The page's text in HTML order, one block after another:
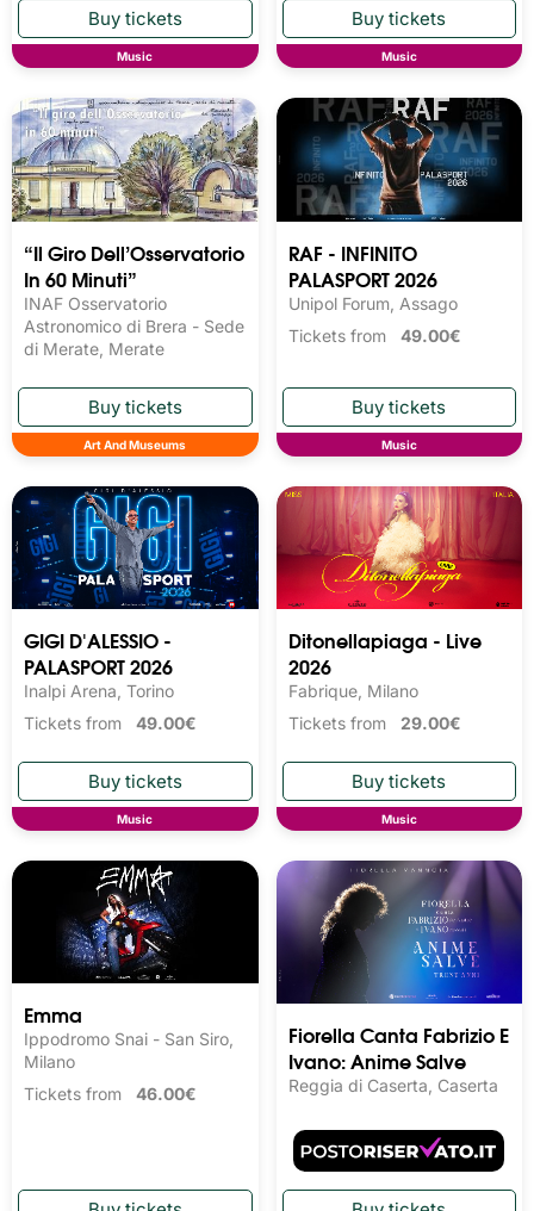
Music Music
“Il Giro Dell’Osservatorio
In 60 Minuti”
INAF Osservatorio
Astronomico di Brera - Sede
di Merate, Merate
Art And Museums
RAF - INFINITO
PALASPORT 2026
Unipol Forum, Assago
Tickets from 49.00€
Music
GIGI D'ALESSIO -
PALASPORT 2026
Inalpi Arena, Torino
Tickets from 49.00€
Music
Ditonellapiaga - Live
2026
Fabrique, Milano
Tickets from 29.00€
Music
Emma
Ippodromo Snai - San Siro,
Milano
Tickets from 46.00€
Fiorella Canta Fabrizio E
Ivano: Anime Salve
Reggia di Caserta, Caserta